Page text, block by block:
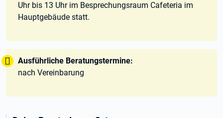
Uhr bis 13 Uhr im Besprechungsraum Cafeteria im
Hauptgebäude statt.
Tipp:
Ausführliche Beratungstermine:
nach Vereinbarung